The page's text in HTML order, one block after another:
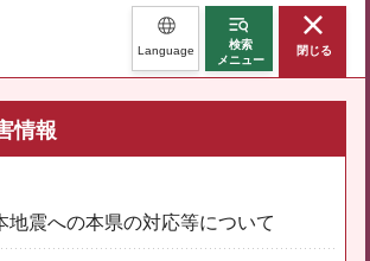
Language
検索
メニュー
閉じる
情報
地震への本県の対応等について